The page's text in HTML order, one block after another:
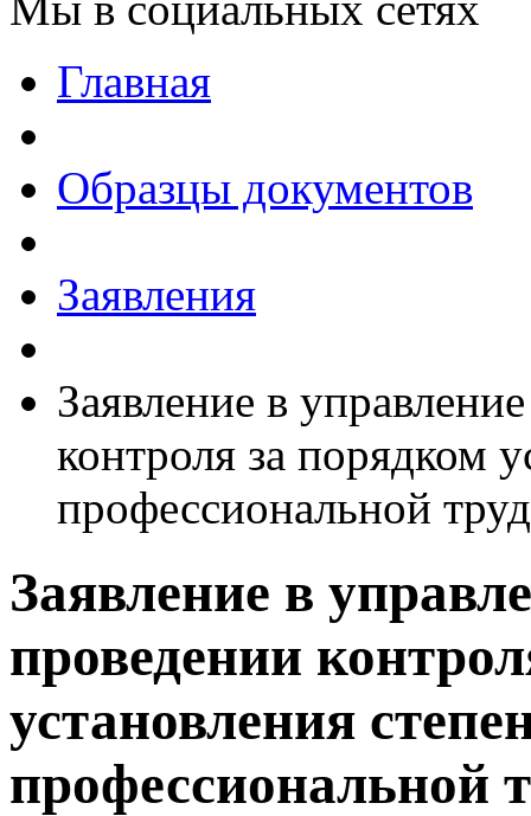
Главная
Образцы документов
Заявления
Заявление в
контроля за порядком
профессиональной
Заявление в
проведении
установления
профессиональной